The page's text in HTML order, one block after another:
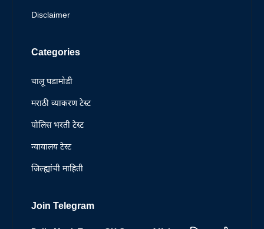
Disclaimer
Categories
चालू घडामोडी
मराठी व्याकरण टेस्ट
पोलिस भरती टेस्ट
न्यायालय टेस्ट
जिल्ह्यांची माहिती
Join Telegram